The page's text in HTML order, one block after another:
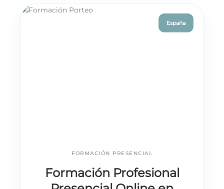
España
FORMACIÓN PRESENCIAL
Formación Profesional